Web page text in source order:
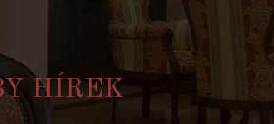
HÍREK